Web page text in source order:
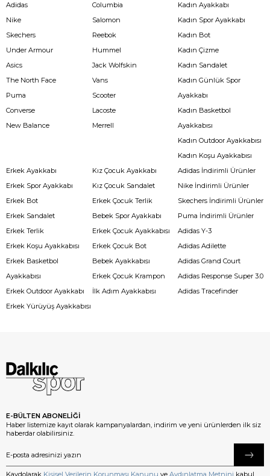
Adidas
Nike
Skechers
Under Armour
Asics
The North Face
Puma
Converse
New Balance
Columbia
Salomon
Reebok
Hummel
Jack Wolfskin
Vans
Scooter
Lacoste
Merrell
Kadın Ayakkabı
Kadın Spor Ayakkabı
Kadın Bot
Kadın Çizme
Kadın Sandalet
Kadın Günlük Spor
Ayakkabı
Kadın Basketbol
Ayakkabısı
Kadın Outdoor Ayakkabısı
Kadın Koşu Ayakkabısı
Erkek Ayakkabı
Erkek Spor Ayakkabı
Erkek Bot
Erkek Sandalet
Erkek Terlik
Erkek Koşu Ayakkabısı
Erkek Basketbol
Ayakkabısı
Erkek Outdoor Ayakkabı
Erkek Yürüyüş Ayakkabısı
Kız Çocuk Ayakkabı
Kız Çocuk Sandalet
Erkek Çocuk Terlik
Bebek Spor Ayakkabı
Erkek Çocuk Ayakkabısı
Erkek Çocuk Bot
Bebek Ayakkabısı
Erkek Çocuk Krampon
İlk Adım Ayakkabısı
Adidas İndirimli Ürünler
Nike İndirimli Ürünler
Skechers İndirimli Ürünler
Puma İndirimli Ürünler
Adidas Y-3
Adidas Adilette
Adidas Grand Court
Adidas Response Super 3.0
Adidas Tracefinder
E-BÜLTEN ABONELİĞİ
Haber listemize kayıt olarak kampanyalardan, indirim ve yeni ürünlerden ilk siz
haberdar olabilirsiniz.
Kaydolarak Kişisel Verilerin Korunması Kanunu ve Aydınlatma Metnini kabul